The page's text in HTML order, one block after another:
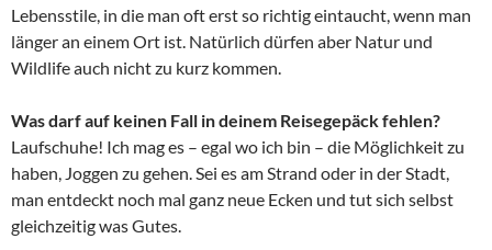
Lebensstile, in die man oft erst so richtig eintaucht, wenn man
länger an einem Ort ist. Natürlich dürfen aber Natur und
Wildlife auch nicht zu kurz kommen.
Was darf auf keinen Fall in deinem Reisegepäck fehlen?
Laufschuhe! Ich mag es – egal wo ich bin – die Möglichkeit zu
haben, Joggen zu gehen. Sei es am Strand oder in der Stadt,
man entdeckt noch mal ganz neue Ecken und tut sich selbst
gleichzeitig was Gutes.